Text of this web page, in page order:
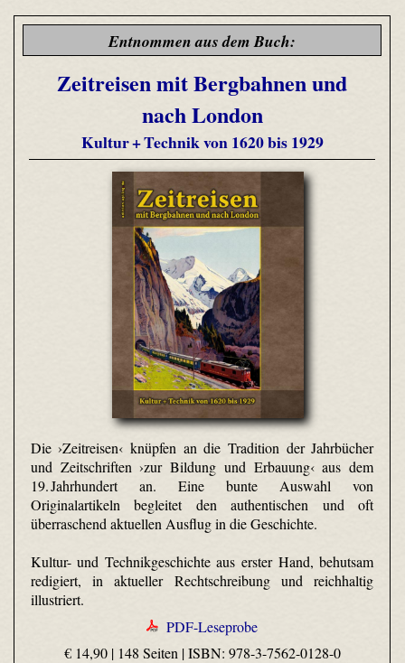
Entnommen aus dem Buch:
Zeitreisen mit Bergbahnen und
nach London
Kultur + Technik von 1620 bis 1929
Die ›Zeitreisen‹ knüpfen an die Tradition der Jahrbücher
und Zeitschriften ›zur Bildung und Erbauung‹ aus dem
19. Jahrhundert an. Eine bunte Auswahl von
Originalartikeln begleitet den authentischen und oft
überraschend aktuellen Ausflug in die Geschichte.
Kultur- und Technikgeschichte aus erster Hand, behutsam
redigiert, in aktueller Rechtschreibung und reichhaltig
illustriert.
PDF-Leseprobe
€ 14,90 | 148 Seiten |ISBN: 978-3-7562-0128-0